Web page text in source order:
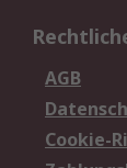
AGB
Cookie-